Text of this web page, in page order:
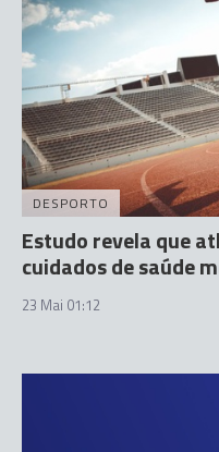
DESPORTO
Estudo revela que
cuidados de saúde
23 Mai 01:12